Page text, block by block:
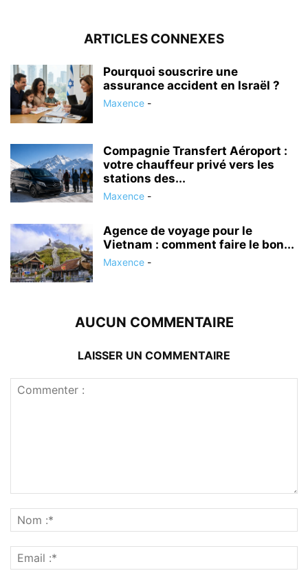
ARTICLES CONNEXES
Pourquoi souscrire une
assurance accident en Israël ?
Maxence -
Compagnie Transfert Aéroport :
votre chauffeur privé vers les
stations des...
Maxence -
Agence de voyage pour le
Vietnam : comment faire le bon...
Maxence -
AUCUN COMMENTAIRE
LAISSER UN COMMENTAIRE